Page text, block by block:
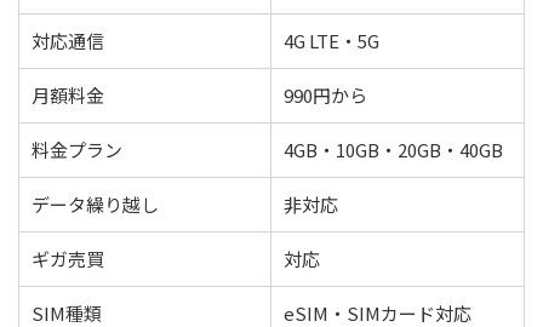
対応通信 4G LTE・5G
月額料金 990円から
料金プラン 4GB・10GB・20GB・40GB
データ繰り越し 非対応
ギガ売買 対応
SIM種類 eSIM・SIMカード対応